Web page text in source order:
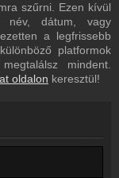
szűrni. Ezen kívül
név, dátum, vagy
a legfrissebb
platformok
mindent.
oldalon keresztül!